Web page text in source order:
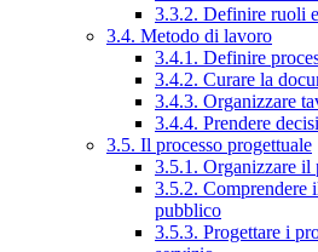
3.3.2. Definire ruoli
3.4. Metodo di lavoro
3.4.1. Definire
3.4.2. Curare la
3.4.3. Organizzare
3.4.4. Prendere
3.5. Il processo progettuale
3.5.1. Organizzare il
3.5.2. Comprendere
pubblico
3.5.3. Progettare i